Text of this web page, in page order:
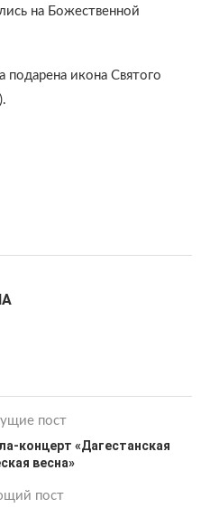
на Божественной
икона Святого
пост
концерт «Дагестанская
весна»
пост